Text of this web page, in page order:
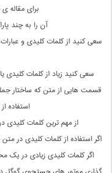
برای مقاله
آن را به چند
سعی کنید از کلمات کلیدی و
سعی کنید زیاد از کلمات کلیدی
قسمت هایی از متن که ساختار
استفاده از
از مهم ترین کلمات کلیدی
اگر استفاده از کلمات کلیدی در
اگر کلمات کلیدی زیادی در یک